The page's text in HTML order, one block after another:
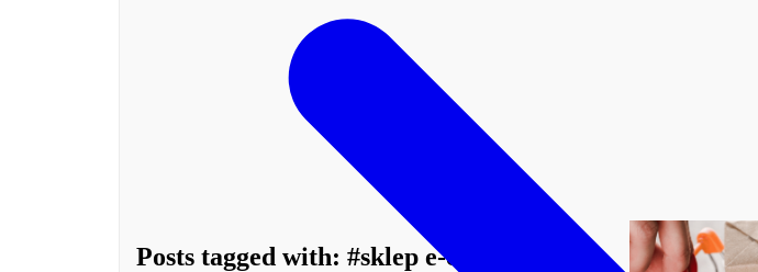
Posts tagged with: #sklep e-commerce